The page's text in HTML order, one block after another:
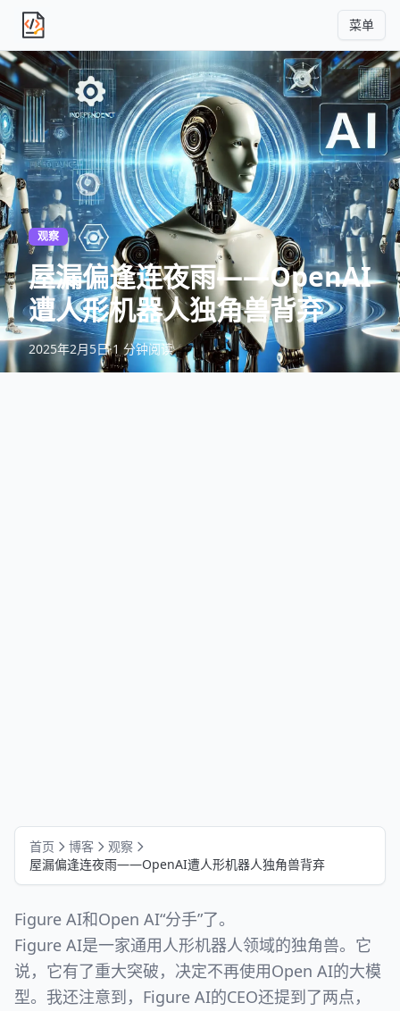
独立产品人日记 菜单
观察
屋漏偏逢连夜雨——OpenAI
遭人形机器人独角兽背弃
2025年2月5日·1 分钟阅读
首页 博客
观察
屋漏偏逢连夜雨——OpenAI遭人形机器人独角兽背弃
Figure AI和Open AI“分手”了。
Figure AI是一家通用人形机器人领域的独角兽。它
说，它有了重大突破，决定不再使用Open AI的大模
型。我还注意到，Figure AI的CEO还提到了两点，